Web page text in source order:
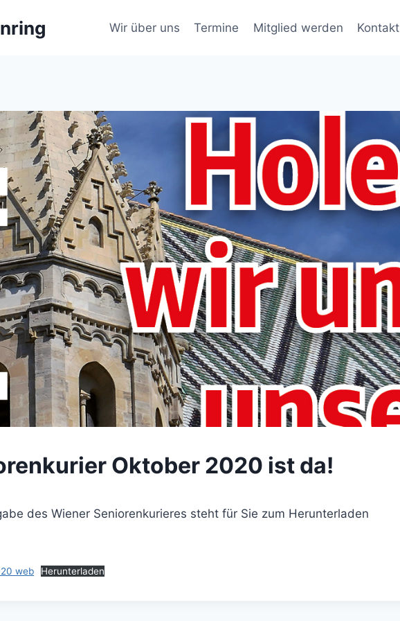
Wir über uns Termine Mitglied werden Kontakt
Oktober 2020 ist da!
des Wiener Seniorenkurieres steht für Sie zum Herunterladen
web Herunterladen